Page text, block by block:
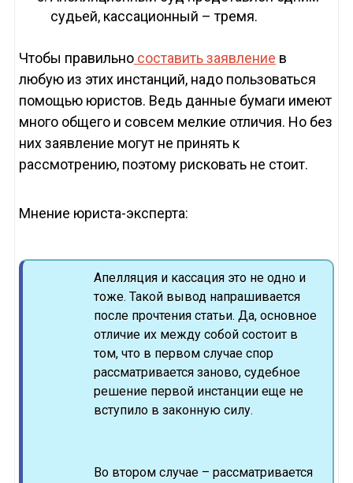
судьей, кассационный – тремя.
Чтобы правильносоставить заявление в
любую из этих инстанций, надо пользоваться
помощью юристов. Ведь данные бумаги имеют
много общего и совсем мелкие отличия. Но без
них заявление могут не принять к
рассмотрению, поэтому рисковать не стоит.
Мнение юриста-эксперта:
Апелляция и кассация это не одно и
тоже. Такой вывод напрашивается
после прочтения статьи. Да, основное
отличие их между собой состоит в
том, что в первом случае спор
рассматривается заново, судебное
решение первой инстанции еще не
вступило в законную силу.
Во втором случае – рассматривается